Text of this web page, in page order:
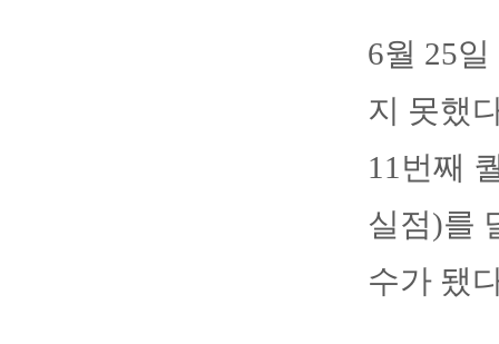
6월 25
지 못했
11번째
실점)를
수가 됐